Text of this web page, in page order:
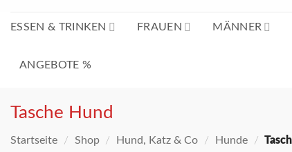
ESSEN & TRINKEN FRAUEN MÄNNER
ANGEBOTE %
Tasche Hund
Startseite / Shop / Hund, Katz & Co / Hunde /